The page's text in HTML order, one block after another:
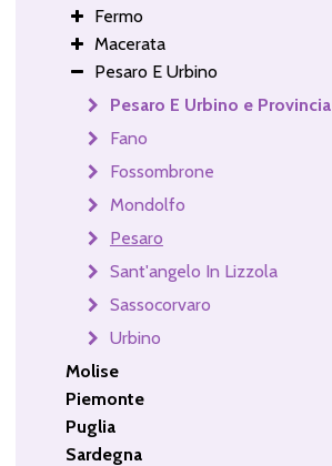
Fermo
Macerata
Pesaro E Urbino
Pesaro E Urbino e Provincia
Fano
Fossombrone
Mondolfo
Pesaro
Sant'angelo In Lizzola
Sassocorvaro
Urbino
Molise
Piemonte
Puglia
Sardegna